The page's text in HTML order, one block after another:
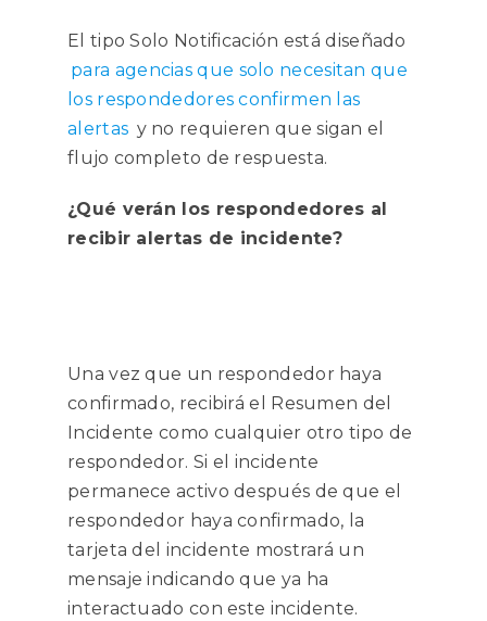
El tipo Solo Notificación está diseñado
para agencias que solo necesitan que
los respondedores confirmen las
alertas y no requieren que sigan el
flujo completo de respuesta.
¿Qué verán los respondedores al
recibir alertas de incidente?
Una vez que un respondedor haya
confirmado, recibirá el Resumen del
Incidente como cualquier otro tipo de
respondedor. Si el incidente
permanece activo después de que el
respondedor haya confirmado, la
tarjeta del incidente mostrará un
mensaje indicando que ya ha
interactuado con este incidente.